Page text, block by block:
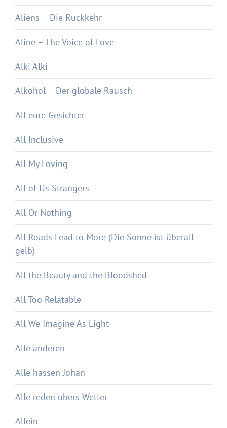
Aliens – Die Rückkehr
Aline – The Voice of Love
Alki Alki
Alkohol – Der globale Rausch
All eure Gesichter
All Inclusive
All My Loving
All of Us Strangers
All Or Nothing
All Roads Lead to More (Die Sonne ist überall
gelb)
All the Beauty and the Bloodshed
All Too Relatable
All We Imagine As Light
Alle anderen
Alle hassen Johan
Alle reden übers Wetter
Allein